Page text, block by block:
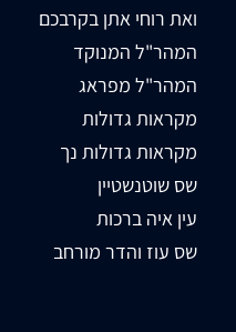
ואת רוחי אתן בקרבכם
המהר"ל המנוקד
המהר"ל מפראג
מקראות גדולות
מקראות גדולות נך
שס שוטנשטיין
עין איה ברכות
שס עוז והדר מורחב